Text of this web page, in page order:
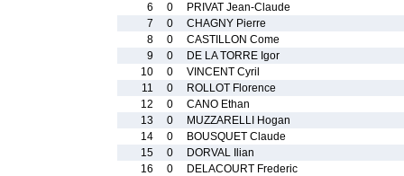
6
0
PRIVAT Jean-Claude
7
0
CHAGNY Pierre
8
0
CASTILLON Come
9
0
DE LA TORRE Igor
10
0
VINCENT Cyril
11
0
ROLLOT Florence
12
0
CANO Ethan
13
0
MUZZARELLI Hogan
14
0
BOUSQUET Claude
15
0
DORVAL Ilian
16
0
DELACOURT Frederic